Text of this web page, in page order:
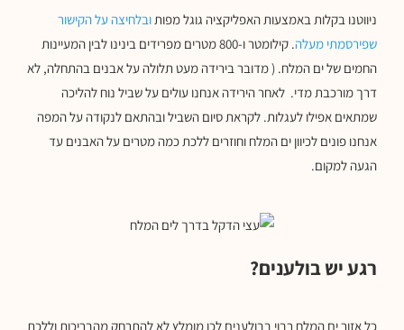
ניווטנו בקלות באמצעות האפליקציה גוגל מפותובלחיצה על הקישור
שפירסמתי מעלה
. קילומטר ו-800 מטרים מפרידים בינינו לבין המעיינות
החמים של ים המלח. ( מדובר בירידה מעט תלולה על אבנים בהתחלה, לא
דרך מורכבת מדי. לאחר הירידה אנחנו עולים על שביל נוח להליכה
שמתאים אפילו לעגלות. לקראת סיום השביל ובהתאם לנקודה על המפה
אנחנו פונים לכיוון ים המלח וחוזרים ללכת כמה מטרים על האבנים עד
הגעה למקום.
רגע יש בולענים?
כל אזור ים המלח רבוי בבולענים לכן מומלץ לא להתרחק מהבריכות וללכת